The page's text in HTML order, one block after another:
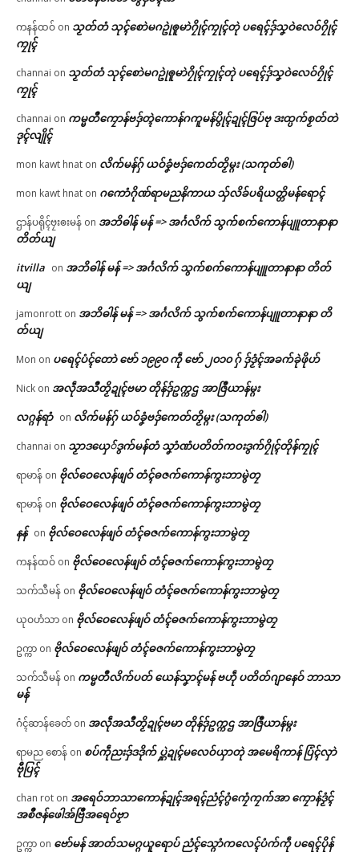
ကနန်ထဝ် on သၟတ်တံ သုၚ်စောဲမဂဥုဲၜူမာဲဂၠိုၚ်ကၠုၚ်တုဲ ပရေၚ်ဒှ်သၞဝဲလေဝ်ဂၠိုၚ်
ကၠုၚ်
channai on သၟတ်တံ သုၚ်စောဲမဂဥုဲၜူမာဲဂၠိုၚ်ကၠုၚ်တုဲ ပရေၚ်ဒှ်သၞဝဲလေဝ်ဂၠိုၚ်
ကၠုၚ်
channai on ကမ္မတဳကၠောန်ဗဒှ်တ္ၚဲကောန်ဂကူမန်ပွိုၚ်ဍုၚ်ဇြပ်ဗု ဒးထ္ပက်စၟတ်တဲ
ဒုၚ်လျိုၚ်
mon kawt hnat on လိက်မန်ဂှ် ယဝ်ခၞံဗဒှ်ကေတ်တၟိမ္ဂး (သကုတ်ၜါ)
mon kawt hnat on ဂကောံဂိုဏ်ရာမညနိကာယ သှ်လိခ်ပရိယတ္တိမန်ရောၚ်
ဌာန်ပရိုၚ်ဗၠးၜးမန် on အဘိဓါန် မန် => အၚ်္ဂလိက် သွက်စက်ကောန်ပျူတာနာနာ
တိတ်ယျ
itvilla on အဘိဓါန် မန် => အၚ်္ဂလိက် သွက်စက်ကောန်ပျူတာနာနာ တိတ်
ယျ
jamonrott on အဘိဓါန် မန် => အၚ်္ဂလိက် သွက်စက်ကောန်ပျူတာနာနာ တိ
တ်ယျ
Mon on ပရေၚ်ပံၚ်တောဲ ဗော် ၁၉၉၀ ကဵု ဗော် ၂၀၁၀ ဂှ် ဒှ်ဒၟံၚ်အခက်ခုဲဖိုဟ်
Nick on အလဵုအသဳတၟိဍုၚ်ဗမာ တိုန်ဒှ်ဥက္ကဌ အာဇြဳယာန်မ္ဂး
လဂ္ဂန်ရာံ on လိက်မန်ဂှ် ယဝ်ခၞံဗဒှ်ကေတ်တၟိမ္ဂး (သကုတ်ၜါ)
channai on သၟာဒယှေ်ဒွက်မန်တံ သၞာံဏံပတိတ်ကဝးဒွက်ဂၠိုၚ်တိုန်ကၠုၚ်
ရာမာန် on ဗိုလ်ဝေလေန်ဖျဝ် တံၚ်ဓဇက်ကောန်ကွးဘာမွဲတၠ
ရာမာန် on ဗိုလ်ဝေလေန်ဖျဝ် တံၚ်ဓဇက်ကောန်ကွးဘာမွဲတၠ
နန် on ဗိုလ်ဝေလေန်ဖျဝ် တံၚ်ဓဇက်ကောန်ကွးဘာမွဲတၠ
ကနန်ထဝ် on ဗိုလ်ဝေလေန်ဖျဝ် တံၚ်ဓဇက်ကောန်ကွးဘာမွဲတၠ
သက်သီမန် on ဗိုလ်ဝေလေန်ဖျဝ် တံၚ်ဓဇက်ကောန်ကွးဘာမွဲတၠ
ယုဝဟံသာ on ဗိုလ်ဝေလေန်ဖျဝ် တံၚ်ဓဇက်ကောန်ကွးဘာမွဲတၠ
ဥက္ကာ on ဗိုလ်ဝေလေန်ဖျဝ် တံၚ်ဓဇက်ကောန်ကွးဘာမွဲတၠ
သက်သီမန် on ကမ္မတဳလိက်ပတ် ယေန်သၞာၚ်မန် ဗဟဵု ပတိတ်ဂျာနေဝ် ဘာသာ
မန်
ဂံၚ်ဆာန်ခေတ် on အလဵုအသဳတၟိဍုၚ်ဗမာ တိုန်ဒှ်ဥက္ကဌ အာဇြဳယာန်မ္ဂး
ရာမည စောန် on စပ်ကဵုညးဒှ်ဒဒိုက် ပ္ဋဲဍုၚ်မလေဝ်ယှာတုဲ အမေရိကာန် ပြံၚ်လှာဲ
ဗီုပြၚ်
chan rot on အရေဝ်ဘာသာကောန်ဍုၚ်အရၚ်ညံၚ်ဂွံကၠေံကၠက်အာ ကၠောန်ဒၟံၚ်
အစဳဇန်ဖေါအ်ဗြဳအရေဝ်ဗၟာ
ဥက္ကာ on ဗော်မန် အာတ်သမဂ္ဂယူရောပ် ညံၚ်သ္ဂောံကလေၚ်ပံက်ကဵု ပရေၚ်ပိုန်